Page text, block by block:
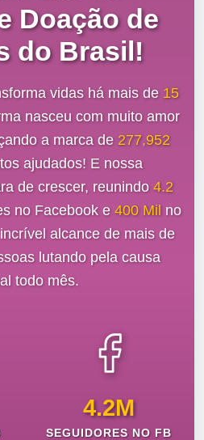
Doação de
do Brasil!
vidas há mais de 15
nasceu com muito amor
a marca de 277,952
ajudados! E nossa
de crescer, reunindo 4.2
no Facebook e 400 Mil no
alcance de mais de
lutando pela causa
todo mês.
4.2M
SEGUIDORES NO FB